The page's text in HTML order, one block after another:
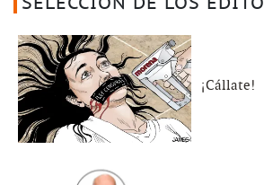
¡Cállate!